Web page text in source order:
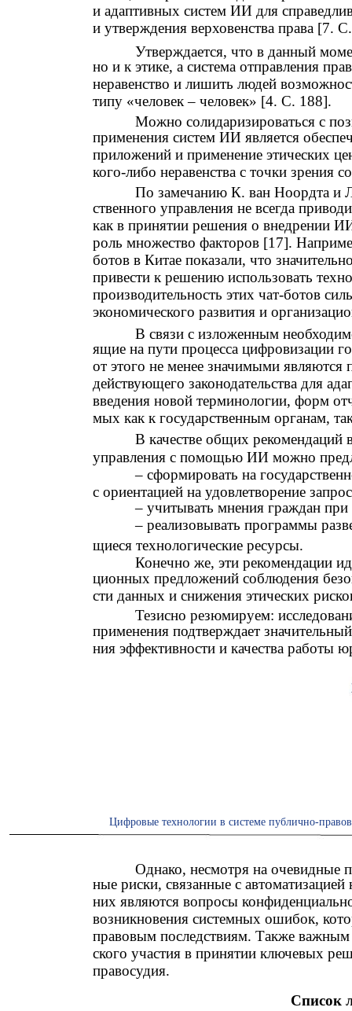
и адаптивных систем ИИ для
и утверждения верховенства права [7.
Утверждается, что в данный
но и к этике, а система отправления
неравенство и лишить людей
типу «человек – человек» [4. С. 188].
Можно солидаризироваться с
применения систем ИИ является
приложений и применение этических
кого-либо неравенства с точки зрения
По замечанию К. ван Ноордта и
ственного управления не всегда
как в принятии решения о внедрении
роль множество факторов [17].
ботов в Китае показали, что
привести к решению использовать
производительность этих чат-ботов
экономического развития и
В связи с изложенным
ящие на пути процесса цифровизации
от этого не менее значимыми
действующего законодательства для
введения новой терминологии, форм
мых как к государственным органам,
В качестве общих рекомендаций
управления с помощью ИИ можно
– сформировать на
с ориентацией на удовлетворение
– учитывать мнения граждан
– реализовывать программы
щиеся технологические ресурсы.
Конечно же, эти рекомендации
ционных предложений соблюдения
сти данных и снижения этических
Тезисно резюмируем:
применения подтверждает
ния эффективности и качества работы
Цифровые технологии в системе публично-
Однако, несмотря на очевидные
ные риски, связанные с
них являются вопросы
возникновения системных ошибок,
правовым последствиям. Также важным
ского участия в принятии ключевых
правосудия.
Список